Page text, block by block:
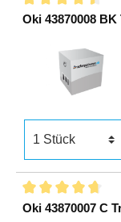
Oki 43870008
Oki 43870007 C